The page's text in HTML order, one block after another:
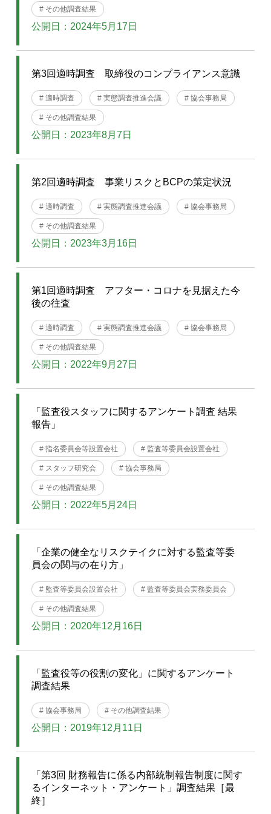
# その他調査結果
公開日：2024年5月17日
第3回適時調査 取締役のコンプライアンス意識
# 適時調査 # 実態調査推進会議 # 協会事務局
# その他調査結果
公開日：2023年8月7日
第2回適時調査 事業リスクとBCPの策定状況
# 適時調査 # 実態調査推進会議 # 協会事務局
# その他調査結果
公開日：2023年3月16日
第1回適時調査 アフター・コロナを見据えた今
後の往査
# 適時調査 # 実態調査推進会議 # 協会事務局
# その他調査結果
公開日：2022年9月27日
「監査役スタッフに関するアンケート調査 結果
報告」
# 指名委員会等設置会社 # 監査等委員会設置会社
# スタッフ研究会 # 協会事務局
# その他調査結果
公開日：2022年5月24日
「企業の健全なリスクテイクに対する監査等委
員会の関与の在り方」
# 監査等委員会設置会社 # 監査等委員会実務委員会
# その他調査結果
公開日：2020年12月16日
「監査役等の役割の変化」に関するアンケート
調査結果
# 協会事務局 # その他調査結果
公開日：2019年12月11日
「第3回 財務報告に係る内部統制報告制度に関す
るインターネット・アンケート」調査結果［最
終］